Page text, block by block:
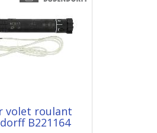
volet roulant
B221164